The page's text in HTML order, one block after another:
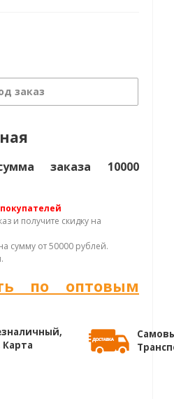
заказ
заказа 10000
и получите скидку на
сумму от 50000 рублей.
по оптовым
Карта